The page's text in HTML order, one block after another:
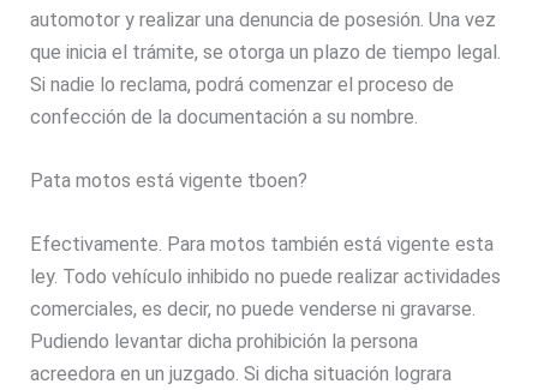
automotor y realizar una denuncia de posesión. Una vez
que inicia el trámite, se otorga un plazo de tiempo legal.
Si nadie lo reclama, podrá comenzar el proceso de
confección de la documentación a su nombre.
Pata motos está vigente tboen?
Efectivamente. Para motos también está vigente esta
ley. Todo vehículo inhibido no puede realizar actividades
comerciales, es decir, no puede venderse ni gravarse.
Pudiendo levantar dicha prohibición la persona
acreedora en un juzgado. Si dicha situación lograra